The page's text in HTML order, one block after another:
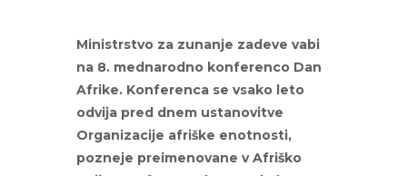
Ministrstvo za zunanje zadeve vabi
na 8. mednarodno konferenco Dan
Afrike. Konferenca se vsako leto
odvija pred dnem ustanovitve
Organizacije afriške enotnosti,
pozneje preimenovane v Afriško